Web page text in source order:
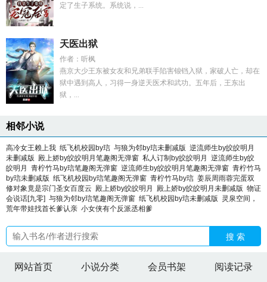
定了生子系统。系统说，...
天医出狱
作者：听枫
燕京大少王东被女友和兄弟联手陷害锒铛入狱，家破人亡，却在
狱中遇到高人，习得一身逆天医术和武功。五年后，王东出
狱，...
相邻小说
高冷女王赖上我 纸飞机校园by琂 与狼为邻by琂未删减版 逆流师生by皎皎明月
未删减版
殿上娇by皎皎明月笔趣阁无弹窗 私人订制by皎皎明月
逆流师生by皎
皎明月
青柠竹马by琂笔趣阁无弹窗 逆流师生by皎皎明月笔趣阁无弹窗 青柠竹马
by琂未删减版 纸飞机校园by琂笔趣阁无弹窗 青柠竹马by琂 姜辰周雨蓉完蛋双
修对象竟是宗门圣女百度云
殿上娇by皎皎明月 殿上娇by皎皎明月未删减版 物证
会说话[九零] 与狼为邻by琂笔趣阁无弹窗 纸飞机校园by琂未删减版 灵泉空间，
荒年带娃找首长爹认亲 小女侠有个反派丞相爹
搜 索
网站首页 小说分类 会员书架 阅读记录